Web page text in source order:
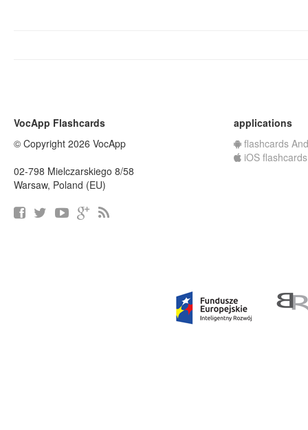
VocApp Flashcards
© Copyright 2026 VocApp
02-798 Mielczarskiego 8/58
Warsaw, Poland (EU)
applications
flashcards
iOS flashcards